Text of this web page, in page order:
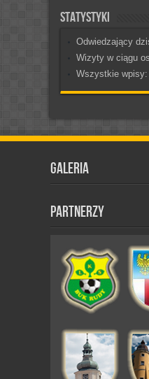
Statystyki
Odwiedzający
Wizyty w ciągu
Wszystkie wpisy:
Galeria
Partnerzy